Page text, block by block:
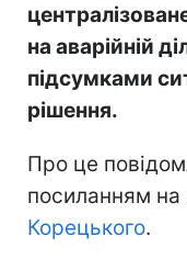
на аварійній
підсумками
рішення.
Про це
посиланням на
Корецького.